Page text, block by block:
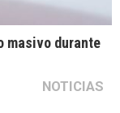
masivo durante
NOTICIAS